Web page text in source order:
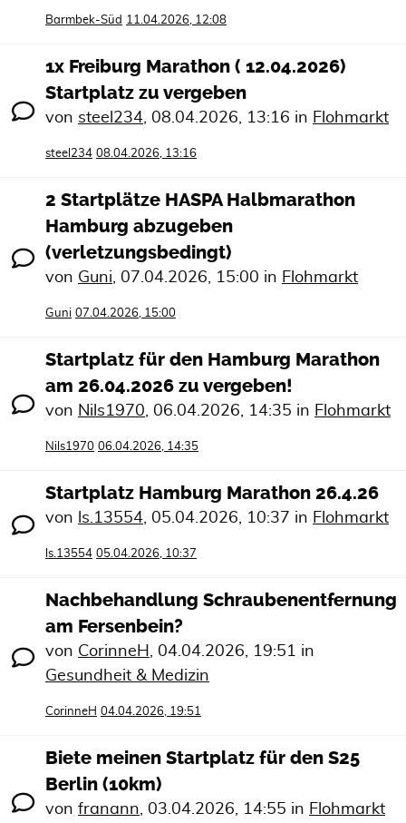
Barmbek-Süd 11.04.2026, 12:08
1x Freiburg Marathon ( 12.04.2026)
Startplatz zu vergeben
von steel234, 08.04.2026, 13:16 in Flohmarkt
steel234 08.04.2026, 13:16
2 Startplätze HASPA Halbmarathon
Hamburg abzugeben
(verletzungsbedingt)
von Guni, 07.04.2026, 15:00 in Flohmarkt
Guni 07.04.2026, 15:00
Startplatz für den Hamburg Marathon
am 26.04.2026 zu vergeben!
von Nils1970, 06.04.2026, 14:35 in Flohmarkt
Nils1970 06.04.2026, 14:35
Startplatz Hamburg Marathon 26.4.26
von ls.13554, 05.04.2026, 10:37 in Flohmarkt
ls.13554 05.04.2026, 10:37
Nachbehandlung Schraubenentfernung
am Fersenbein?
von CorinneH , 04.04.2026, 19:51 in
Gesundheit & Medizin
CorinneH 04.04.2026, 19:51
Biete meinen Startplatz für den S25
Berlin (10km)
von franann, 03.04.2026, 14:55 in Flohmarkt